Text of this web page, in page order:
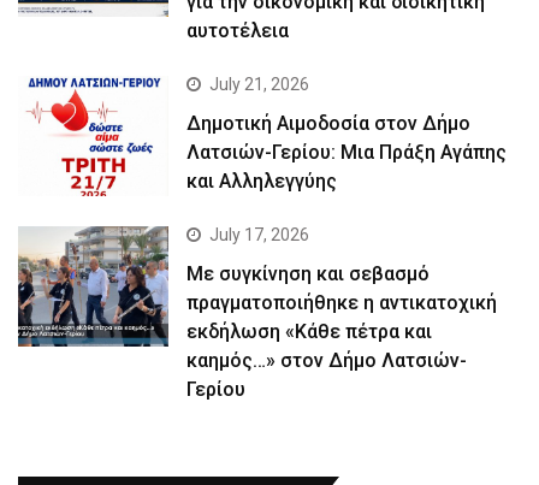
αυτοτέλεια
July 21, 2026
Δημοτική Αιμοδοσία στον Δήμο
Λατσιών-Γερίου: Μια Πράξη Αγάπης
και Αλληλεγγύης
July 17, 2026
Με συγκίνηση και σεβασμό
πραγματοποιήθηκε η αντικατοχική
εκδήλωση «Κάθε πέτρα και
καημός…» στον Δήμο Λατσιών-
Γερίου